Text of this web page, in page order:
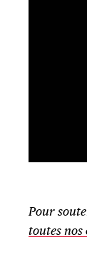
Pour
toutes nos